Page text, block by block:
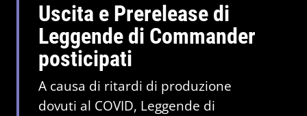
Uscita e Prerelease di
Leggende di Commander
posticipati
A causa di ritardi di produzione
dovuti al COVID, Leggende di